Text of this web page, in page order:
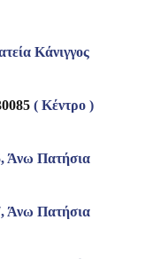
Κάνιγγος
( Κέντρο )
Άνω Πατήσια
Άνω Πατήσια